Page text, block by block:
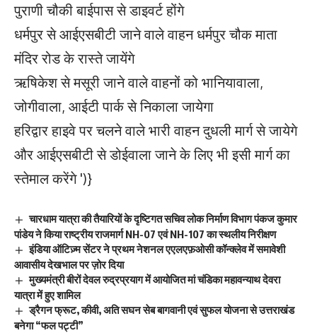
पुराणी चौकी बाईपास से डाइवर्ट होंगे
धर्मपुर से आईएसबीटी जाने वाले वाहन धर्मपुर चौक माता
मंदिर रोड के रास्ते जायेंगे
ऋषिकेश से मसूरी जाने वाले वाहनों को भानियावाला,
जोगीवाला, आईटी पार्क से निकाला जायेगा
हरिद्वार हाइवे पर चलने वाले भारी वाहन दुधली मार्ग से जायेगे
और आईएसबीटी से डोईवाला जाने के लिए भी इसी मार्ग का
स्तेमाल करेंगे')}
चारधाम यात्रा की तैयारियों के दृष्टिगत सचिव लोक निर्माण विभाग पंकज कुमार
पांडेय ने किया राष्ट्रीय राजमार्ग NH-07 एवं NH-107 का स्थलीय निरीक्षण
इंडिया ऑटिज़्म सेंटर ने प्रथम नेशनल एएलएफ़ओसी कॉन्क्लेव में समावेशी
आवासीय देखभाल पर ज़ोर दिया
मुख्यमंत्री बीरों देवल रुद्रप्रयाग में आयोजित मां चंडिका महावन्याथ देवरा
यात्रा में हुए शामिल
ड्रैगन फ्रूट, कीवी, अति सघन सेब बागवानी एवं सुफल योजना से उत्तराखंड
बनेगा “फल पट्टी”